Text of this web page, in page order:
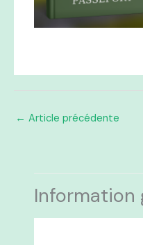
← Article précédente
Information